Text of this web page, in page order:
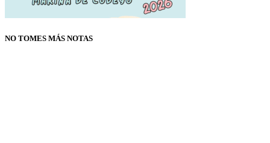
NO TOMES MÁS NOTAS